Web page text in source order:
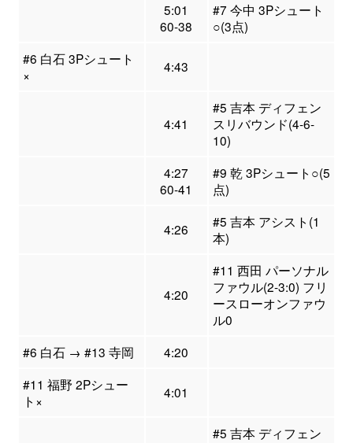
5:01
60-38
#7 今中 3Pシュート
○(3点)
#6 白石 3Pシュート
×
4:43
4:41
#5 吉本 ディフェン
スリバウンド(4-6-
10)
4:27
60-41
#9 乾 3Pシュート○(5
点)
4:26
#5 吉本 アシスト(1
本)
4:20
#11 西田 パーソナル
ファウル(2-3:0) フリ
ースローオンファウ
ル0
#6 白石 → #13 寺岡
4:20
#11 福野 2Pシュー
ト×
4:01
#5 吉本 ディフェン